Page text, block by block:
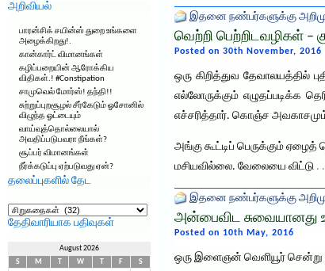
அறிவியல்
பாரன்சிக் சயின்ஸ் துறை உங்களை
அழைக்கிறது!.
கான்கார்ட் விமானங்கள்
கழிப்பறையின் ஆரோக்கிய
விதிகள்.! #Constipation
சாமுவெல் மோர்ஸ்! தந்தி!!
சுற்றுப்புறசூழல் சீர்கேடும் ஓசோனில்
விழுந்த ஓட்டையும்
வாய்வுத்தொல்லையால்
அவதிப்படுபவரா நீங்கள்?
சூப்பர் விமானங்கள்
நீர்க்கடுப்பு ஏற்படுவது ஏன்?
தலைப்புகளில் தேட
தலைப்புகளில்
தேட
தேதிவாரியாக பதிவுகள்
August 2026
S
M W F
S
இதனை நண்பர்களுக்கு
வெற்றி பெற்றிடவழிகள்
Posted on 30th November, 2016
ஒரு கிறித்துவ தேவாலயத்தில்
எல்லோருக்கும் எழுதப்படிக்க
எச்சரித்தார். கொஞ்ச
அங்கு கூட்டிப் பெருக்கும்
மசியவில்லை. வேலையை விட்டு .
இதனை நண்பர்களுக்கு
அன்பைவிட சுவையானது
Posted on 10th May, 2016
ஒரு இளைஞன் வெளியூர் சென்று